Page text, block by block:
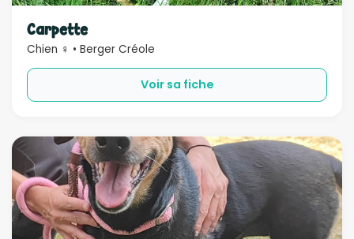
Carpette
Chien ♀ • Berger Créole
Voir sa fiche